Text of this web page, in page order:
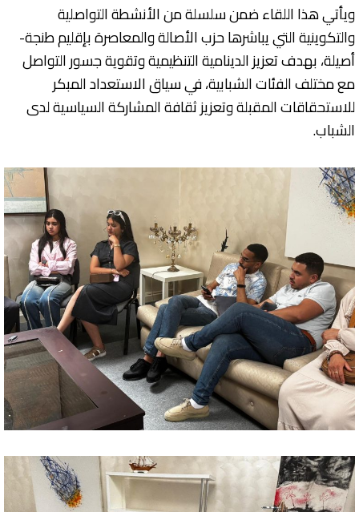
ويأتي هذا اللقاء ضمن سلسلة من الأنشطة التواصلية
والتكوينية التي يباشرها حزب الأصالة والمعاصرة بإقليم طنجة-
أصيلة، بهدف تعزيز الدينامية التنظيمية وتقوية جسور التواصل
مع مختلف الفئات الشبابية، في سياق الاستعداد المبكر
للاستحقاقات المقبلة وتعزيز ثقافة المشاركة السياسية لدى
الشباب.